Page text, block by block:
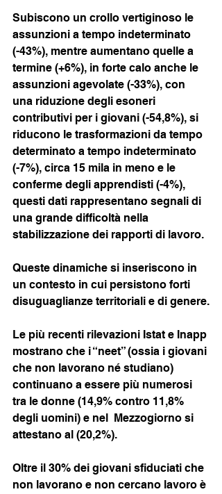
Subiscono un crollo vertiginoso le
assunzioni a tempo indeterminato
(-43%), mentre aumentano quelle a
termine (+6%), in forte calo anche le
assunzioni agevolate (-33%), con
una riduzione degli esoneri
contributivi per i giovani (-54,8%), si
riducono le trasformazioni da tempo
determinato a tempo indeterminato
(-7%), circa 15 mila in meno e le
conferme degli apprendisti (-4%),
questi dati rappresentano segnali di
una grande difficoltà nella
stabilizzazione dei rapporti di lavoro.
Queste dinamiche si inseriscono in
un contesto in cui persistono forti
disuguaglianze territoriali e di genere.
Le più recenti rilevazioni Istat e Inapp
mostrano che i “neet” (ossia i giovani
che non lavorano né studiano)
continuano a essere più numerosi
tra le donne (14,9% contro 11,8%
degli uomini) e nel  Mezzogiorno si
attestano al (20,2%).
Oltre il 30% dei giovani sfiduciati che
non lavorano e non cercano lavoro è